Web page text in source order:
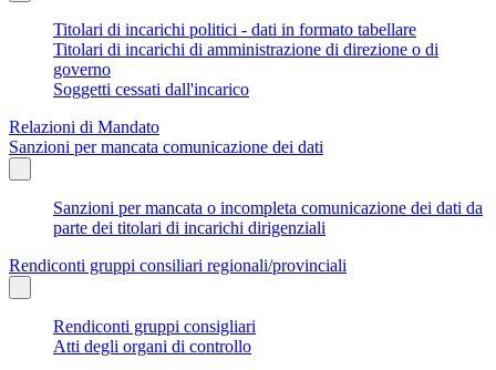
Titolari di incarichi politici - dati in formato tabellare
Titolari di incarichi di amministrazione di direzione o di
governo
Soggetti cessati dall'incarico
Relazioni di Mandato
Sanzioni per mancata comunicazione dei dati
Sanzioni per mancata o incompleta comunicazione dei dati da
parte dei titolari di incarichi dirigenziali
Rendiconti gruppi consiliari regionali/provinciali
Rendiconti gruppi consigliari
Atti degli organi di controllo